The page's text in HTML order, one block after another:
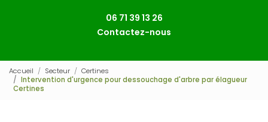
06 71 39 13 26
Contactez-nous
Accueil Secteur
Certines
Intervention d'urgence pour dessouchage d'arbre par élagueur
Certines